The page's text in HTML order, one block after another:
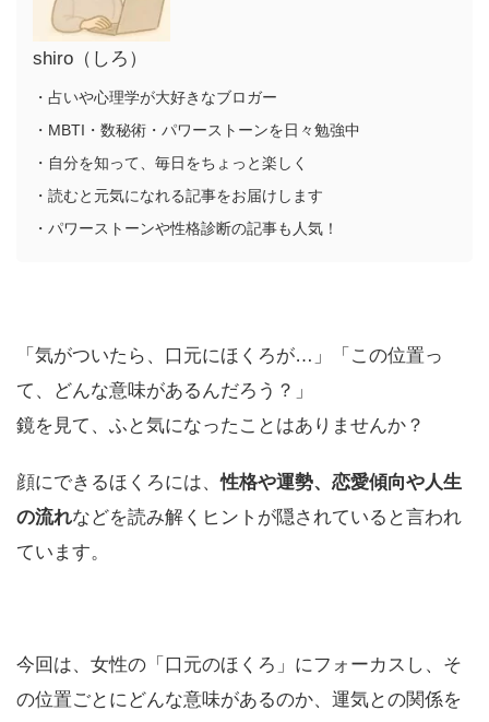
shiro（しろ）
・占いや心理学が大好きなブロガー
・MBTI・数秘術・パワーストーンを日々勉強中
・自分を知って、毎日をちょっと楽しく
・読むと元気になれる記事をお届けします
・パワーストーンや性格診断の記事も人気！
「気がついたら、口元にほくろが…」「この位置っ
て、どんな意味があるんだろう？」
鏡を見て、ふと気になったことはありませんか？
顔にできるほくろには、性格や運勢、恋愛傾向や人生
の流れなどを読み解くヒントが隠されていると言われ
ています。
今回は、女性の「口元のほくろ」にフォーカスし、そ
の位置ごとにどんな意味があるのか、運気との関係を